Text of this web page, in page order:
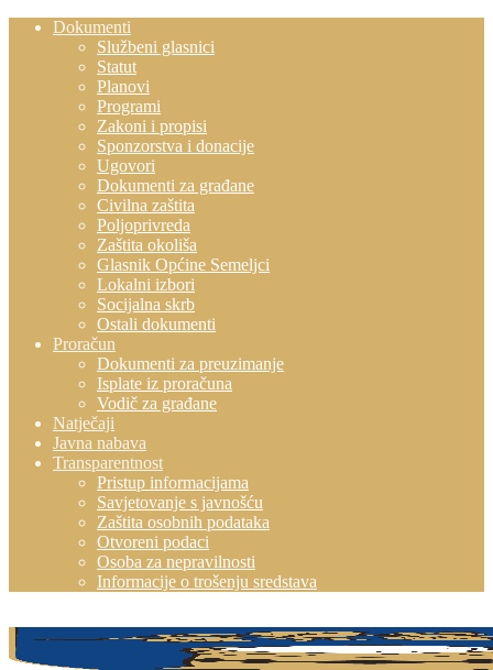
Dokumenti
Službeni glasnici
Statut
Planovi
Programi
Zakoni i propisi
Sponzorstva i donacije
Ugovori
Dokumenti za građane
Civilna zaštita
Poljoprivreda
Zaštita okoliša
Glasnik Općine Semeljci
Lokalni izbori
Socijalna skrb
Ostali dokumenti
Proračun
Dokumenti za preuzimanje
Isplate iz proračuna
Vodič za građane
Natječaji
Javna nabava
Transparentnost
Pristup informacijama
Savjetovanje s javnošću
Zaštita osobnih podataka
Otvoreni podaci
Osoba za nepravilnosti
Informacije o trošenju sredstava